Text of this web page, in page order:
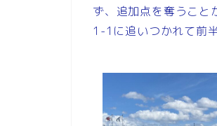
ず、追加点を奪うこと
1-1に追いつかれて前